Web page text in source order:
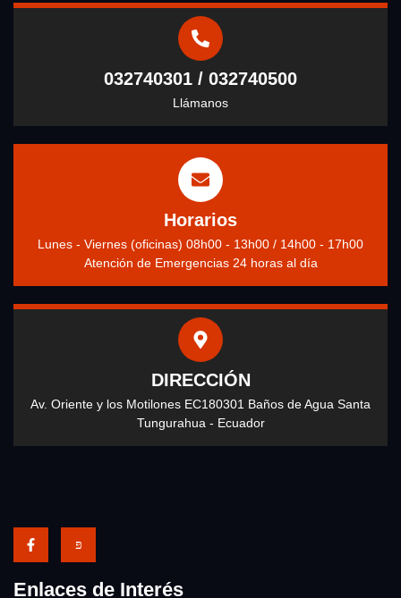
032740301 / 032740500
Llámanos
Horarios
Lunes - Viernes (oficinas) 08h00 - 13h00 / 14h00 - 17h00
Atención de Emergencias 24 horas al día
DIRECCIÓN
Av. Oriente y los Motilones EC180301 Baños de Agua Santa
Tungurahua - Ecuador
Enlaces de Interés